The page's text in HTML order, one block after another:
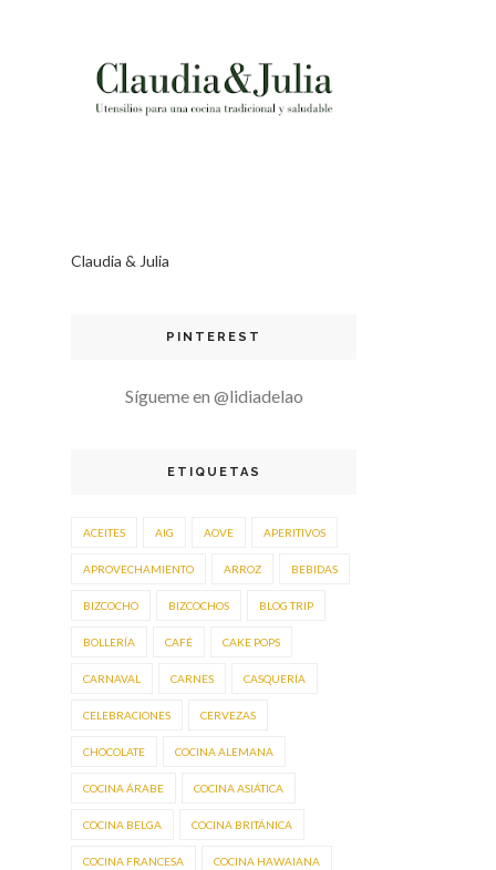
Claudia & Julia
PINTEREST
Sígueme en @lidiadelao
ETIQUETAS
ACEITES AIG AOVE APERITIVOS
APROVECHAMIENTO ARROZ BEBIDAS
BIZCOCHO BIZCOCHOS BLOG TRIP
BOLLERÍA CAFÉ CAKE POPS
CARNAVAL CARNES CASQUERÍA
CELEBRACIONES CERVEZAS
CHOCOLATE COCINA ALEMANA
COCINA ÁRABE COCINA ASIÁTICA
COCINA BELGA COCINA BRITÁNICA
COCINA FRANCESA COCINA HAWAIANA